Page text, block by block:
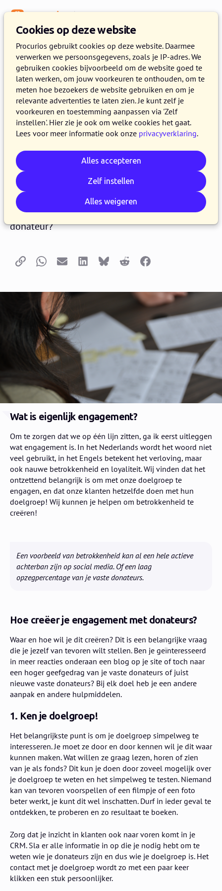
Cookies op deze website
Procurios gebruikt cookies op deze website. Daarmee
verwerken we persoonsgegevens, zoals je IP-adres. We
gebruiken cookies bijvoorbeeld om de website goed te
laten werken, om jouw voorkeuren te onthouden, om te
meten hoe bezoekers de website gebruiken en om je
relevante advertenties te laten zien. Je kunt zelf je
voorkeuren en toestemming aanpassen via 'Zelf
instellen'. Hier zie je ook om welke cookies het gaat.
Lees voor meer informatie ook onze privacyverklaring.
Alles accepteren
Zelf instellen
Alles weigeren
Fondsenwerving
Engagement met je donateurs
22 OKTOBER 2018 KEVIN VAN DEN ESHOF
2 MINUTEN
LEZEN
Alles uit je donateurs halen is niet altijd
makkelijk en vanzelfsprekend, maar waarom
band opgebouwd? Het creëren van een band
kan er namelijk wel voor zorgen dat een
donateur meer geeft of zich langer aan je wil
binden. Maar hoe krijg je zo’n band? Oftewel
hoe creëer je die engagement met de
donateur?
Kopieer linkWhatsappE-mailLinkedInBlueskyReddit Facebook
Wat is eigenlijk engagement?
Om te zorgen dat we op één lijn zitten, ga ik eerst uitleggen
wat engagement is. In het Nederlands wordt het woord niet
veel gebruikt, in het Engels betekent het verloving, maar
ook nauwe betrokkenheid en loyaliteit. Wij vinden dat het
ontzettend belangrijk is om met onze doelgroep te
engagen, en dat onze klanten hetzelfde doen met hun
doelgroep! Wij kunnen je helpen om betrokkenheid te
creëren!
Een voorbeeld van betrokkenheid kan al een hele actieve
achterban zijn op social media. Of een laag
opzegpercentage van je vaste donateurs.
Hoe creëer je engagement met donateurs?
Waar en hoe wil je dit creëren? Dit is een belangrijke vraag
die je jezelf van tevoren wilt stellen. Ben je geïnteresseerd
in meer reacties onderaan een blog op je site of toch naar
een hoger geefgedrag van je vaste donateurs of juist
nieuwe vaste donateurs? Bij elk doel heb je een andere
aanpak en andere hulpmiddelen.
1. Ken je doelgroep!
Het belangrijkste punt is om je doelgroep simpelweg te
interesseren. Je moet ze door en door kennen wil je dit waar
kunnen maken. Wat willen ze graag lezen, horen of zien
van je als fonds? Dit kun je doen door zoveel mogelijk over
je doelgroep te weten en het simpelweg te testen. Niemand
kan van tevoren voorspellen of een filmpje of een foto
beter werkt, je kunt dit wel inschatten. Durf in ieder geval te
ontdekken, te proberen en zo resultaat te boeken.
Zorg dat je inzicht in klanten ook naar voren komt in je
CRM. Sla er alle informatie in op die je nodig hebt om te
weten wie je donateurs zijn en dus wie je doelgroep is. Het
contact met je doelgroep wordt zo met een paar keer
klikken een stuk persoonlijker.